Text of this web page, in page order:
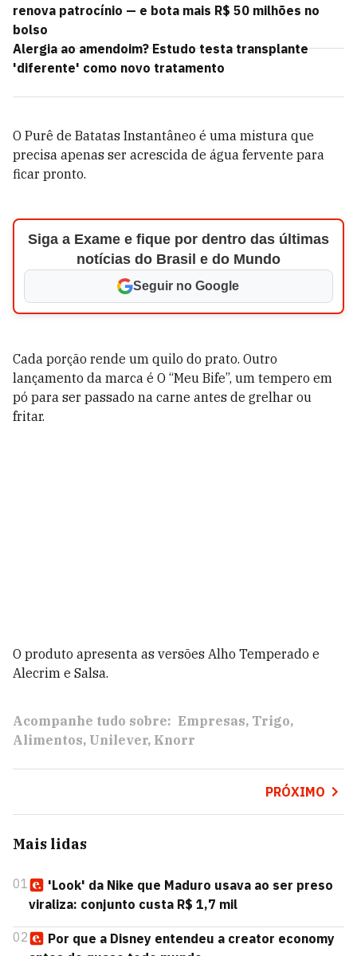
renova patrocínio — e bota mais R$ 50 milhões no
bolso
Alergia ao amendoim? Estudo testa transplante
'diferente' como novo tratamento
O Purê de Batatas Instantâneo é uma mistura que
precisa apenas ser acrescida de água fervente para
ficar pronto.
Siga a Exame e fique por dentro das últimas
notícias do Brasil e do Mundo
Seguir no Google
Cada porção rende um quilo do prato. Outro
lançamento da marca é O “Meu Bife”, um tempero em
pó para ser passado na carne antes de grelhar ou
fritar.
O produto apresenta as versões Alho Temperado e
Alecrim e Salsa.
Acompanhe tudo sobre: Empresas Trigo
Alimentos Unilever Knorr
PRÓXIMO
Mais lidas
01
'Look' da Nike que Maduro usava ao ser preso
viraliza: conjunto custa R$ 1,7 mil
02
Por que a Disney entendeu a creator economy